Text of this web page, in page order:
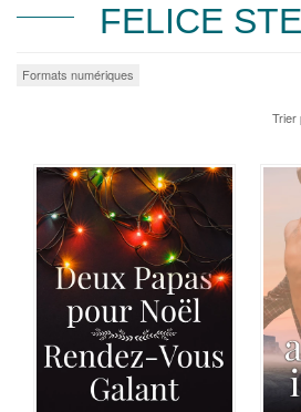
FELICE
Formats numériques
Trier